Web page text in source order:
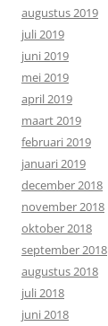
augustus 2019
juli 2019
juni 2019
mei 2019
april 2019
maart 2019
februari 2019
januari 2019
december 2018
november 2018
oktober 2018
september 2018
augustus 2018
juli 2018
juni 2018